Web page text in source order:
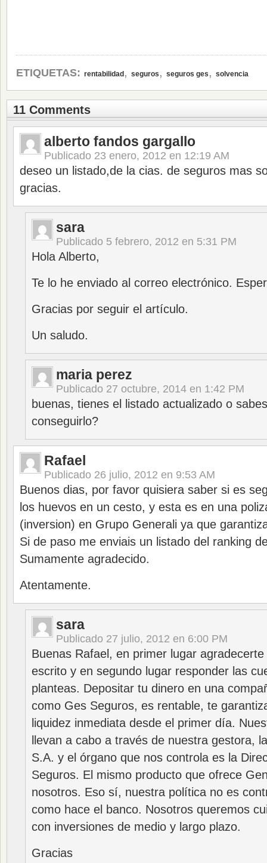
ETIQUETAS: rentabilidad , seguros , seguros ges , solvencia
11 Comments
alberto fandos gargallo
Publicado 23 enero, 2012 en 12:19 AM
deseo un listado,de la cias. de seguros mas
gracias.
sara
Publicado 5 febrero, 2012 en 5:31 PM
Hola Alberto,
Te lo he enviado al correo electrónico.
Gracias por seguir el artículo.
Un saludo.
maria perez
Publicado 27 octubre, 2014 en 1:42 PM
buenas, tienes el listado actualizado o
conseguirlo?
Rafael
Publicado 26 julio, 2012 en 9:53 AM
Buenos dias, por favor quisiera saber si es
los huevos en un cesto, y esta es en una
(inversion) en Grupo Generali ya que
Si de paso me enviais un listado del ranking
Sumamente agradecido.
Atentamente.
sara
Publicado 27 julio, 2012 en 6:00 PM
Buenas Rafael, en primer lugar
escrito y en segundo lugar responder las
planteas. Depositar tu dinero en una
como Ges Seguros, es rentable, te
liquidez inmediata desde el primer día.
llevan a cabo a través de nuestra gestora,
S.A. y el órgano que nos controla es la
Seguros. El mismo producto que ofrece
nosotros. Eso sí, nuestra política no es
como hace el banco. Nosotros queremos
con inversiones de medio y largo plazo.
Gracias